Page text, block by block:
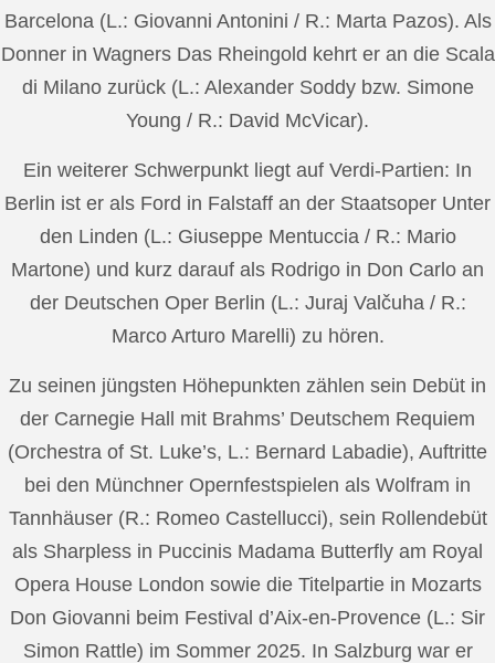
Barcelona (L.: Giovanni Antonini / R.: Marta Pazos). Als
Donner in Wagners Das Rheingold kehrt er an die Scala
di Milano zurück (L.: Alexander Soddy bzw. Simone
Young / R.: David McVicar).
Ein weiterer Schwerpunkt liegt auf Verdi-Partien: In
Berlin ist er als Ford in Falstaff an der Staatsoper Unter
den Linden (L.: Giuseppe Mentuccia / R.: Mario
Martone) und kurz darauf als Rodrigo in Don Carlo an
der Deutschen Oper Berlin (L.: Juraj Valčuha / R.:
Marco Arturo Marelli) zu hören.
Zu seinen jüngsten Höhepunkten zählen sein Debüt in
der Carnegie Hall mit Brahms’ Deutschem Requiem
(Orchestra of St. Luke’s, L.: Bernard Labadie), Auftritte
bei den Münchner Opernfestspielen als Wolfram in
Tannhäuser (R.: Romeo Castellucci), sein Rollendebüt
als Sharpless in Puccinis Madama Butterfly am Royal
Opera House London sowie die Titelpartie in Mozarts
Don Giovanni beim Festival d’Aix-en-Provence (L.: Sir
Simon Rattle) im Sommer 2025. In Salzburg war er